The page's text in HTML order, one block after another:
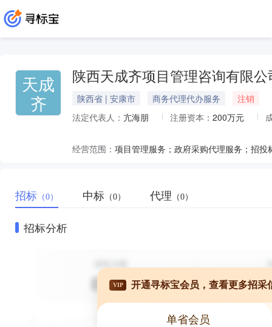
天成
齐
陕西天成齐项目管理咨询有限公
陕西省 | 安康市 商务代理代办服务
注销
法定代表人： 亢海朋 注册资本： 200万元
经营范围：
招标 （0） 中标 （0） 代理 （0）
招标分析
VIP 开通寻标宝会员，查看更多招采
单省会员